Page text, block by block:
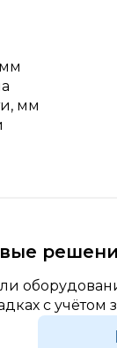
мм
с учётом